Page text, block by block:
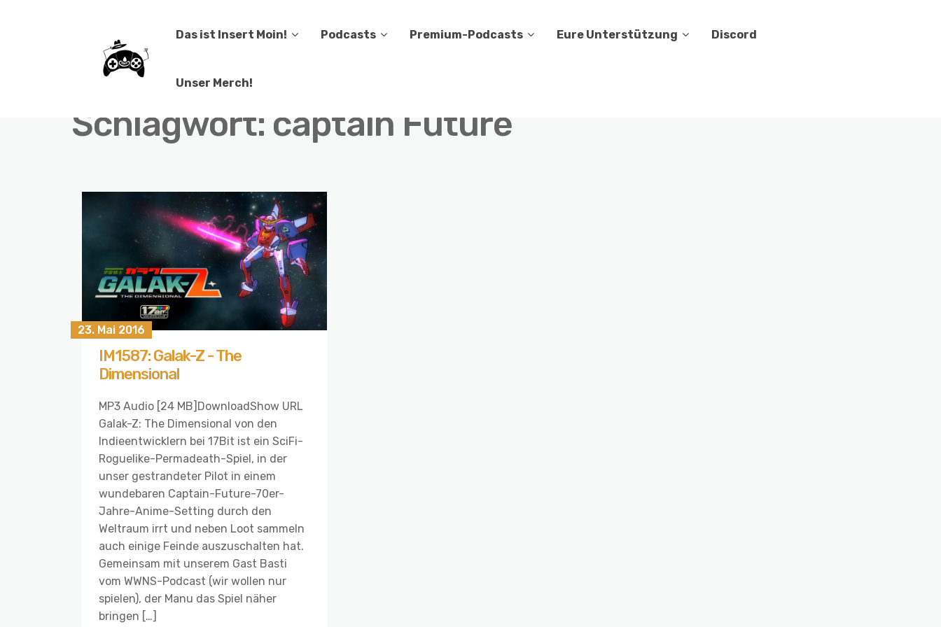
Das ist Insert Moin! Podcasts Premium-Podcasts Eure Unterstützung Discord
Unser Merch!
Schlagwort: captain Future
23. Mai 2016
IM1587: Galak-Z - The
Dimensional
MP3 Audio [24 MB]DownloadShow URL
Galak-Z: The Dimensional von den
Indieentwicklern bei 17Bit ist ein SciFi-
Roguelike-Permadeath-Spiel, in der
unser gestrandeter Pilot in einem
wundebaren Captain-Future-70er-
Jahre-Anime-Setting durch den
Weltraum irrt und neben Loot sammeln
auch einige Feinde auszuschalten hat.
Gemeinsam mit unserem Gast Basti
vom WWNS-Podcast (wir wollen nur
spielen), der Manu das Spiel näher
bringen […]